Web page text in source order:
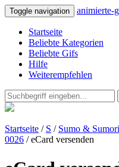
Toggle navigation animierte-
Startseite
Beliebte Kategorien
Beliebte Gifs
Hilfe
Weiterempfehlen
Startseite / S / Sumo &
0026 / eCard versenden